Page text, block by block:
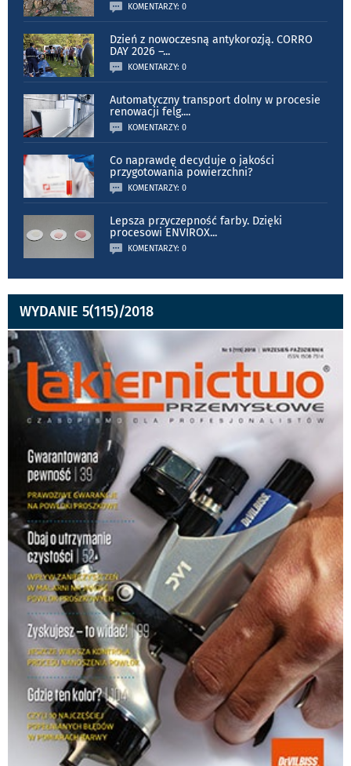
KOMENTARZY: 0
Dzień z nowoczesną antykorozją. CORRO
DAY 2026 –...
KOMENTARZY: 0
Automatyczny transport dolny w procesie
renowacji felg....
KOMENTARZY: 0
Co naprawdę decyduje o jakości
przygotowania powierzchni?
KOMENTARZY: 0
Lepsza przyczepność farby. Dzięki
procesowi ENVIROX...
KOMENTARZY: 0
WYDANIE 5(115)/2018